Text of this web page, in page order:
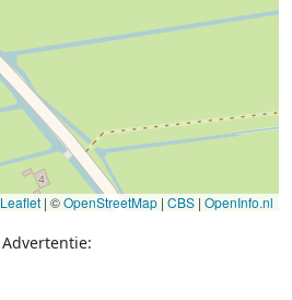
Leaflet | ©OpenStreetMap | CBS | OpenInfo.nl
Advertentie: